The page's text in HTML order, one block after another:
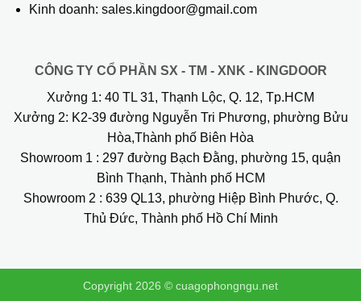
Kinh doanh: sales.kingdoor@gmail.com
CÔNG TY CỔ PHẦN SX - TM - XNK - KINGDOOR
Xưởng 1: 40 TL 31, Thạnh Lộc, Q. 12, Tp.HCM
Xưởng 2: K2-39 đường Nguyễn Tri Phương, phường Bửu
Hòa,Thành phố Biên Hòa
Showroom 1 : 297 đường Bạch Đằng, phường 15, quận
Bình Thạnh, Thành phố HCM
Showroom 2 : 639 QL13, phường Hiệp Bình Phước, Q.
Thủ Đức, Thành phố Hồ Chí Minh
Copyright 2026 © cuagophongngu.net